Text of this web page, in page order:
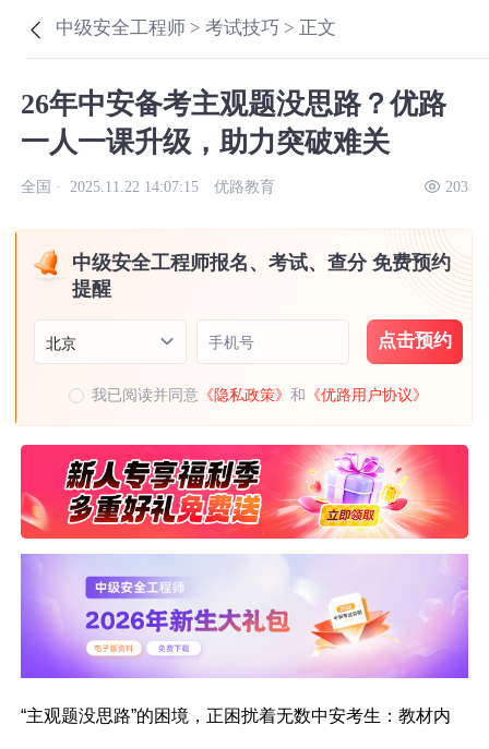
中级安全工程师 >考试技巧 > 正文
26年中安备考主观题没思路？优路
一人一课升级，助力突破难关
全国 · 2025.11.22 14:07:15 优路教育 203
中级安全工程师报名、考试、查分 免费预约
提醒
北京 手机号 点击预约
我已阅读并同意 《隐私政策》和 《优路用户协议》
“主观题没思路”的困境，正困扰着无数中安考生：教材内